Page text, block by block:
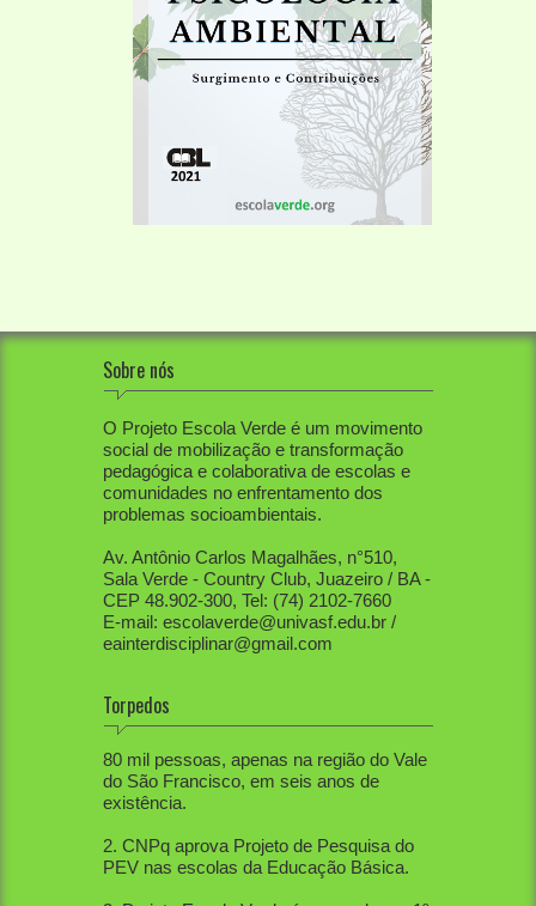
Sobre nós
O Projeto Escola Verde é um movimento
social de mobilização e transformação
pedagógica e colaborativa de escolas e
comunidades no enfrentamento dos
problemas socioambientais.
Av. Antônio Carlos Magalhães, n°510,
Sala Verde - Country Club, Juazeiro / BA -
CEP 48.902-300, Tel: (74) 2102-7660
E-mail: escolaverde@univasf.edu.br /
eainterdisciplinar@gmail.com
Torpedos
1. PEV já mobilizou diretamente mais de
80 mil pessoas, apenas na região do Vale
do São Francisco, em seis anos de
existência.
2. CNPq aprova Projeto de Pesquisa do
PEV nas escolas da Educação Básica.